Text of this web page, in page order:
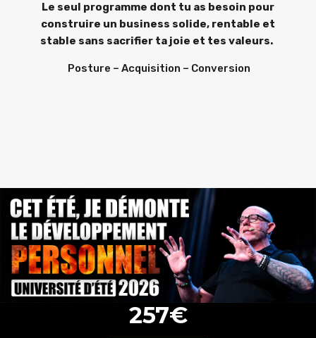
Le seul programme dont tu as besoin pour
construire un business solide, rentable et
stable sans sacrifier ta joie et tes valeurs.
Posture – Acquisition – Conversion
257€